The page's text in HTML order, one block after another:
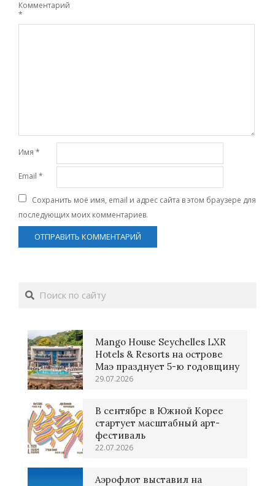
Комментарий
*
Имя *
Email *
Сохранить моё имя, email и адрес сайта в этом браузере для
последующих моих комментариев.
Поиск
Mango House Seychelles LXR
Hotels & Resorts на острове
Маэ празднует 5-ю годовщину
29.07.2026
В сентябре в Южной Корее
стартует масштабный арт-
фестиваль
22.07.2026
Аэрофлот выставил на